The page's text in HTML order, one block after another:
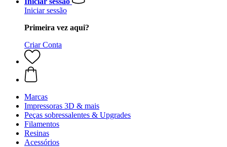
Iniciar sessão
Primeira vez aqui?
Criar Conta
Marcas
Impressoras 3D & mais
Peças sobressalentes & Upgrades
Filamentos
Resinas
Acessórios